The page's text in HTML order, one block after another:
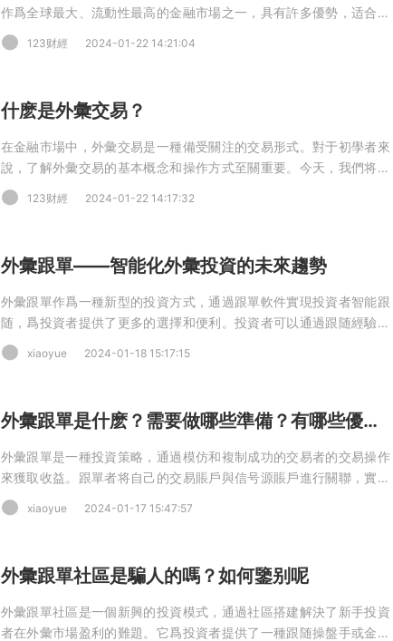
作爲全球最大、流動性最高的金融市場之一，具有許多優勢，适合尋
求多樣化投資機會的投資者。以下是爲什麽選擇外彙交易的詳細介
紹。
123财經 2024-01-22 14:21:04
什麽是外彙交易？
在金融市場中，外彙交易是一種備受關注的交易形式。對于初學者來
說，了解外彙交易的基本概念和操作方式至關重要。今天，我們将深
入探讨外彙交易的核心概念，幫助您更好地理解這一市場。
123财經 2024-01-22 14:17:32
外彙跟單——智能化外彙投資的未來趨勢
外彙跟單作爲一種新型的投資方式，通過跟單軟件實現投資者智能跟
随，爲投資者提供了更多的選擇和便利。投資者可以通過跟随經驗豐
富或盈利能力較好的外彙投資者進行投資，減少個人情緒和主觀判斷
對投資決策的影響，提高投資效果。
xiaoyue 2024-01-18 15:17:15
外彙跟單是什麽？需要做哪些準備？有哪些優勢？
外彙跟單是一種投資策略，通過模仿和複制成功的交易者的交易操作
來獲取收益。跟單者将自己的交易賬戶與信号源賬戶進行關聯，實時
複制其交易信号和策略。
xiaoyue 2024-01-17 15:47:57
外彙跟單社區是騙人的嗎？如何鑒别呢
外彙跟單社區是一個新興的投資模式，通過社區搭建解決了新手投資
者在外彙市場盈利的難題。它爲投資者提供了一種跟随操盤手或金融